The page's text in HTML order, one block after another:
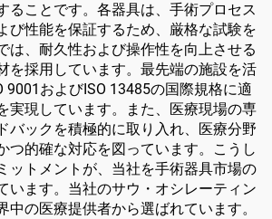
ることです。各器具は、手術プロセス
び性能を保証するため、厳格な試験を
は、耐久性および操作性を向上させる
を採用しています。最先端の施設を活
9001およびISO 13485の国際規格に適
実現しています。また、医療現場の専
バックを積極的に取り入れ、医療分野
つ的確な対応を図っています。こうし
ットメントが、当社を手術器具市場の
います。当社のサウ・オシレーティン
中の医療提供者から選ばれています。